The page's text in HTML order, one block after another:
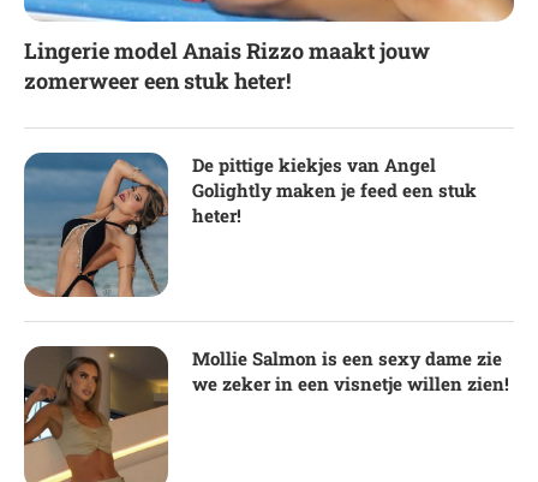
Lingerie model Anais Rizzo maakt jouw
zomerweer een stuk heter!
De pittige kiekjes van Angel
Golightly maken je feed een stuk
heter!
Mollie Salmon is een sexy dame zie
we zeker in een visnetje willen zien!